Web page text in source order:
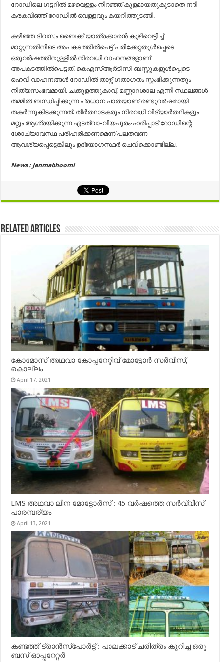
റോഡിലെ ഗട്ടറില്‍ മഴവെള്ളം നിറഞ്ഞ് കുളമായതുകൂടാതെ നദി
കരകവിഞ്ഞ് റോഡില്‍ വെള്ളവും കയറിത്തുടങ്ങി.
കഴിഞ്ഞ ദിവസം ബൈക്ക് യാത്രക്കാരന്‍ കുഴിവെട്ടിച്ച്
മാറ്റുന്നതിനിടെ അപകടത്തില്‍പെട്ട് പരിക്കേറ്റതുള്‍പ്പെടെ
ഒരുവര്‍ഷത്തിനുള്ളില്‍ നിരവധി വാഹനങ്ങളാണ്
അപകടത്തില്‍പെട്ടത്. കെഎസ്ആര്‍ടിസി ബസ്സുകളുള്‍പ്പെടെ
ഹെവി വാഹനങ്ങള്‍ റോഡില്‍ താഴ്ന്ന് ഗതാഗതം സ്തംഭിക്കുന്നതും
നിത്യസംഭവമായി. ചക്കുളത്തുകാവ്, മണ്ണാറശാല എന്നീ സ്ഥലങ്ങള്‍
തമ്മില്‍ ബന്ധിപ്പിക്കുന്ന പ്രധാന പാതയാണ് രണ്ടുവര്‍ഷമായി
തകര്‍ന്നുകിടക്കുന്നത്. തീര്‍ത്ഥാടകരും നിരവധി വിദ്യാര്‍ത്ഥികളും
മറ്റും ആശ്രയിക്കുന്ന എടത്വാ-വീയപുരം-ഹരിപ്പാട് റോഡിന്റെ
ശോച്യാവസ്ഥ പരിഹരിക്കണമെന്ന് പലതവണ
ആവശ്യപ്പെട്ടെങ്കിലും ഉദ്യോഗസ്ഥര്‍ ചെവിക്കൊണ്ടില്ല.
News : Janmabhoomi
Related Articles
കോമോസ് അഥവാ കോപ്പറേറ്റിവ് മോട്ടോര്‍ സര്‍വീസ്,
കൊല്ലം
April 17, 2021
LMS അഥവാ ലീന മോട്ടോർസ് : 45 വർഷത്തെ സർവ്വീസ്
പാരമ്പര്യം
April 13, 2021
കണ്ടത്ത് ട്രാൻസ്‌പോർട്ട് : പാലക്കാട് ചരിത്രം കുറിച്ച ഒരു
ബസ് ഓപ്പറേറ്റർ